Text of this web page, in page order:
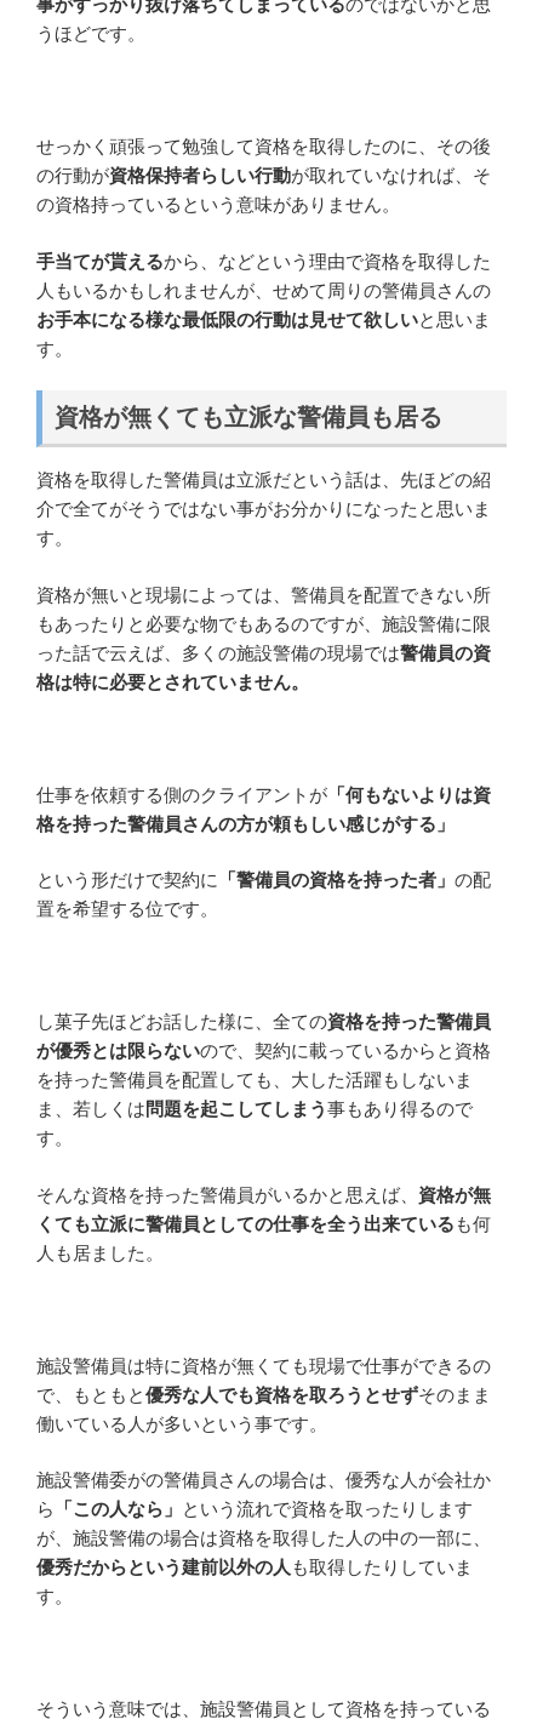
事がすっかり抜け落ちてしまっているのではないかと思
うほどです。
せっかく頑張って勉強して資格を取得したのに、その後
の行動が資格保持者らしい行動が取れていなければ、そ
の資格持っているという意味がありません。
手当てが貰えるから、などという理由で資格を取得した
人もいるかもしれませんが、せめて周りの警備員さんの
お手本になる様な最低限の行動は見せて欲しいと思いま
す。
資格が無くても立派な警備員も居る
資格を取得した警備員は立派だという話は、先ほどの紹
介で全てがそうではない事がお分かりになったと思いま
す。
資格が無いと現場によっては、警備員を配置できない所
もあったりと必要な物でもあるのですが、施設警備に限
った話で云えば、多くの施設警備の現場では警備員の資
格は特に必要とされていません。
仕事を依頼する側のクライアントが 「何もないよりは資
格を持った警備員さんの方が頼もしい感じがする」
という形だけで契約に 「警備員の資格を持った者」 の配
置を希望する位です。
し菓子先ほどお話した様に、全ての資格を持った警備員
が優秀とは限らないので、契約に載っているからと資格
を持った警備員を配置しても、大した活躍もしないま
ま、若しくは問題を起こしてしまう事もあり得るので
す。
そんな資格を持った警備員がいるかと思えば、 資格が無
くても立派に警備員としての仕事を全う出来ている も何
人も居ました。
施設警備員は特に資格が無くても現場で仕事ができるの
で、もともと優秀な人でも資格を取ろうとせずそのまま
働いている人が多いという事です。
施設警備委がの警備員さんの場合は、優秀な人が会社か
ら
「この人なら」 という流れで資格を取ったりします
が、施設警備の場合は資格を取得した人の中の一部に、
優秀だからという建前以外の人 も取得したりしていま
す。
そういう意味では、施設警備員として資格を持っている